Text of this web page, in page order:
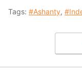
Tags: #Ashanty,